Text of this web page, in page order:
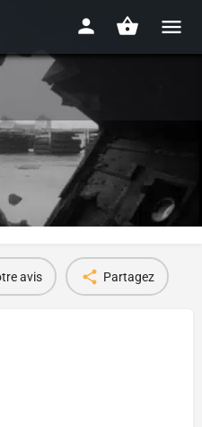
avis Partagez